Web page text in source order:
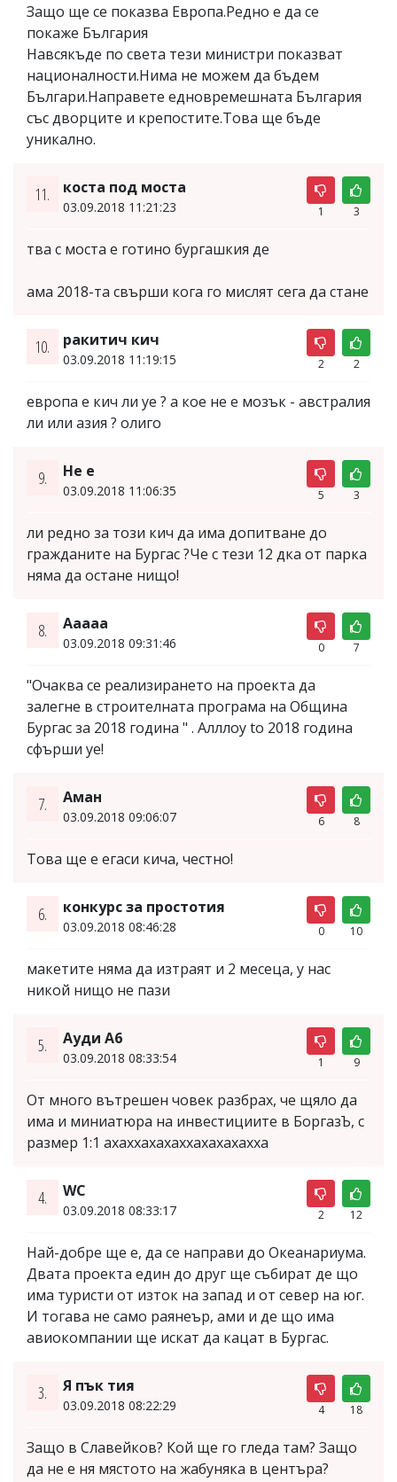
Защо ще се показва Европа.Редно е да се
покаже България
Навсякъде по света тези министри показват
националности.Нима не можем да бъдем
Българи.Направете едновремешната България
със дворците и крепостите.Това ще бъде
уникално.
11. коста под моста
03.09.2018 11:21:23 1 3
тва с моста е готино бургашкия де
ама 2018-та свърши кога го мислят сега да стане
10. ракитич кич
03.09.2018 11:19:15 2 2
европа е кич ли уе ? а кое не е мозък - австралия
ли или азия ? олиго
9. Не е
03.09.2018 11:06:35 5 3
ли редно за този кич да има допитване до
гражданите на Бургас ?Че с тези 12 дка от парка
няма да остане нищо!
8. Aaaaa
03.09.2018 09:31:46 0 7
"Очаква се реализирането на проекта да
залегне в строителната програма на Община
Бургас за 2018 година " . Алллоу to 2018 година
сфърши уе!
7. Аман
03.09.2018 09:06:07 6 8
Това ще е егаси кича, честно!
6. конкурс за простотия
03.09.2018 08:46:28 0 10
макетите няма да изтраят и 2 месеца, у нас
никой нищо не пази
5. Ауди А6
03.09.2018 08:33:54 1 9
От много вътрешен човек разбрах, че щяло да
има и миниатюра на инвестициите в БоргазЪ, с
размер 1:1 ахаххахахаххахахахахха
4. WC
03.09.2018 08:33:17 2 12
Най-добре ще е, да се направи до Океанариума.
Двата проекта един до друг ще събират де що
има туристи от изток на запад и от север на юг.
И тогава не само раянеър, ами и де що има
авиокомпании ще искат да кацат в Бургас.
3. Я пък тия
03.09.2018 08:22:29 4 18
Защо в Славейков? Кой ще го гледа там? Защо
да не е ня мястото на жабуняка в центъра?